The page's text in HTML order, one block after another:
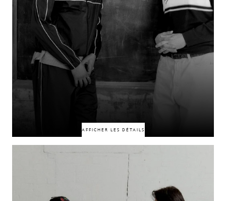
AFFICHER LES DÉTAILS
50% DE RÉDUCTION 50% DE RÉDUCTION
Liés par une amitié et une collaboration créative qui dure depuis plus de
dix ans, ils ont contribué à façonner toute une génération de fans de
football en tant que pionniers de la scène YouTube dédiée à ce sport.